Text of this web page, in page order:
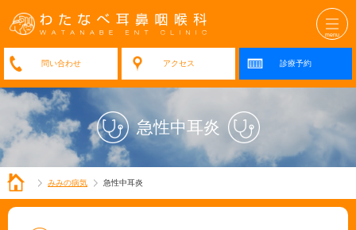
アクセス 診療予約
急性中耳炎
みみの病気 急性中耳炎